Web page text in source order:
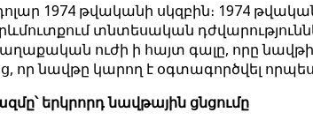
1974 թվականի սկզբին։ 1974
տնտեսական
ուժի ի հայտ գալը, որը նավթի
որ նավթը կարող է օգտագործվել
երկրորդ նավթային ցնցումը